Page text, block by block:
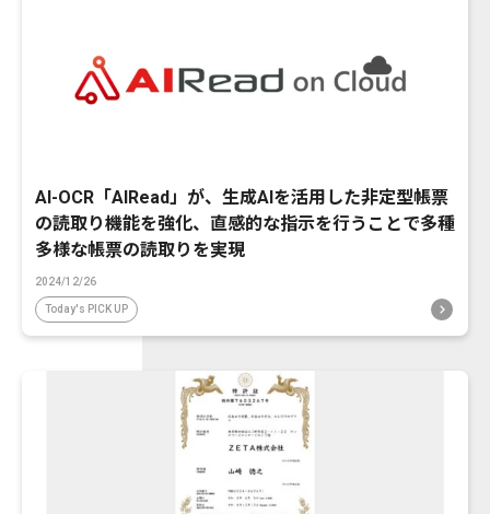
AI-OCR「AIRead」が、生成AIを活用した非定型帳票
の読取り機能を強化、直感的な指示を行うことで多種
多様な帳票の読取りを実現
2024/12/26
Today's PICK UP